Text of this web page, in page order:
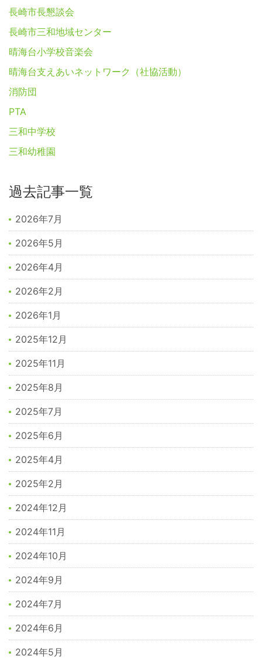
長崎市長懇談会
長崎市三和地域センター
晴海台小学校音楽会
晴海台支えあいネットワーク（社協活動）
消防団
PTA
三和中学校
三和幼稚園
過去記事一覧
2026年7月
2026年5月
2026年4月
2026年2月
2026年1月
2025年12月
2025年11月
2025年8月
2025年7月
2025年6月
2025年4月
2025年2月
2024年12月
2024年11月
2024年10月
2024年9月
2024年7月
2024年6月
2024年5月